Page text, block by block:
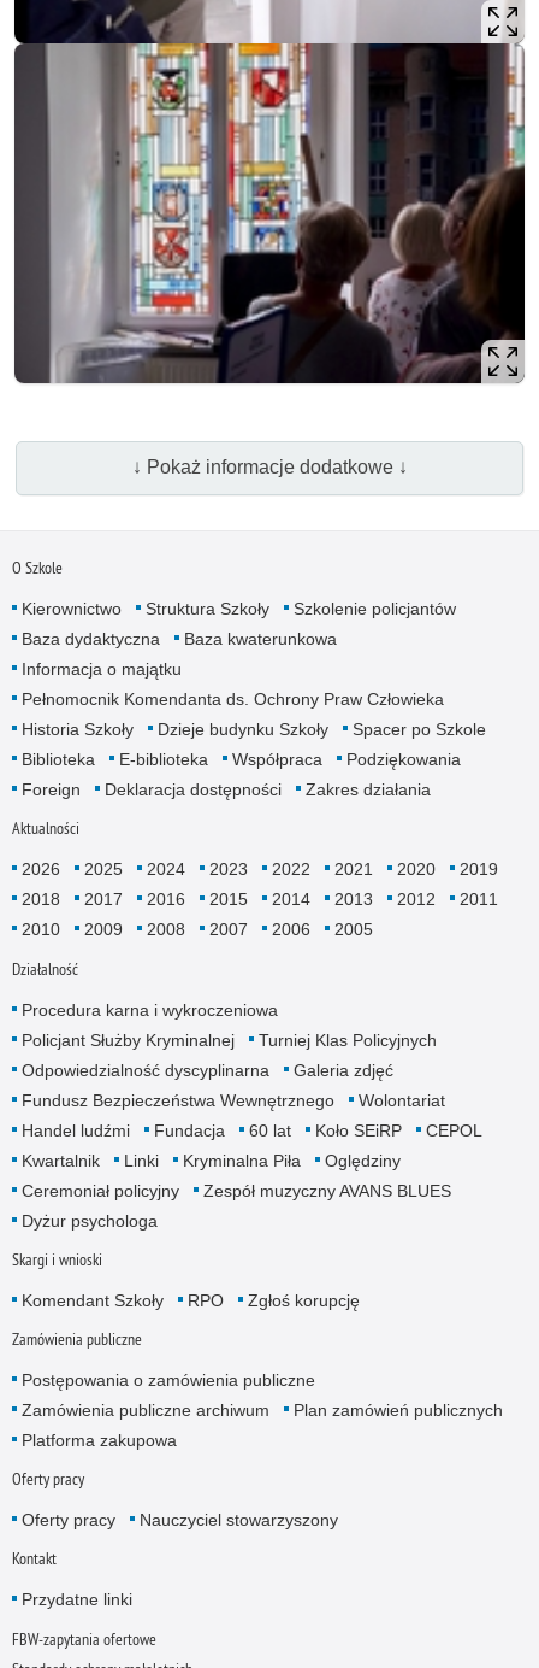
↓ Pokaż informacje dodatkowe ↓
O Szkole
Kierownictwo Struktura Szkoły
Szkolenie policjantów
Baza dydaktyczna
Baza kwaterunkowa
Informacja o majątku
Pełnomocnik Komendanta ds. Ochrony Praw Człowieka
Historia Szkoły
Dzieje budynku Szkoły
Spacer po Szkole
Biblioteka
E-biblioteka Współpraca
Podziękowania
Foreign
Deklaracja dostępności Zakres działania
Aktualności
2026 2025 2024 2023 2022 2021 2020
2019
2018
2017 2016 2015 2014 2013 2012
2011
2010
2009 2008 2007 2006 2005
Działalność
Procedura karna i wykroczeniowa
Policjant Służby Kryminalnej
Turniej Klas Policyjnych
Odpowiedzialność dyscyplinarna
Galeria zdjęć
Fundusz Bezpieczeństwa Wewnętrznego
Wolontariat
Handel ludźmi
Fundacja 60 lat Koło SEiRP
CEPOL
Kwartalnik
Linki Kryminalna Piła
Oględziny
Ceremoniał policyjny
Zespół muzyczny AVANS BLUES
Dyżur psychologa
Skargi i wnioski
Komendant Szkoły RPO Zgłoś korupcję
Zamówienia publiczne
Postępowania o zamówienia publiczne
Zamówienia publiczne archiwum
Plan zamówień publicznych
Platforma zakupowa
Oferty pracy
Oferty pracy Nauczyciel stowarzyszony
Kontakt
Przydatne linki
FBW-zapytania ofertowe